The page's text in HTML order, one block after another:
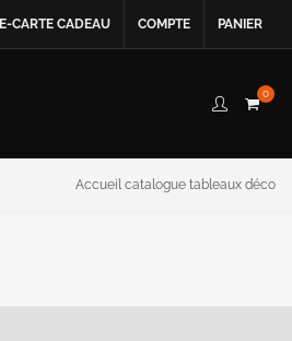
E-CARTE CADEAU COMPTE PANIER
0
Accueil catalogue tableaux déco